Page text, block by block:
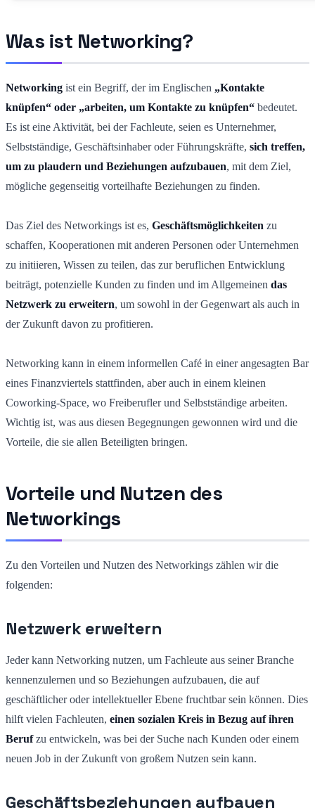
Was ist Networking?
Networking ist ein Begriff, der im Englischen „Kontakte
knüpfen“ oder „arbeiten, um Kontakte zu knüpfen“ bedeutet.
Es ist eine Aktivität, bei der Fachleute, seien es Unternehmer,
Selbstständige, Geschäftsinhaber oder Führungskräfte, sich treffen,
um zu plaudern und Beziehungen aufzubauen, mit dem Ziel,
mögliche gegenseitig vorteilhafte Beziehungen zu finden.
Das Ziel des Networkings ist es, Geschäftsmöglichkeiten zu
schaffen, Kooperationen mit anderen Personen oder Unternehmen
zu initiieren, Wissen zu teilen, das zur beruflichen Entwicklung
beiträgt, potenzielle Kunden zu finden und im Allgemeinen das
Netzwerk zu erweitern, um sowohl in der Gegenwart als auch in
der Zukunft davon zu profitieren.
Networking kann in einem informellen Café in einer angesagten Bar
eines Finanzviertels stattfinden, aber auch in einem kleinen
Coworking-Space, wo Freiberufler und Selbstständige arbeiten.
Wichtig ist, was aus diesen Begegnungen gewonnen wird und die
Vorteile, die sie allen Beteiligten bringen.
Vorteile und Nutzen des
Networkings
Zu den Vorteilen und Nutzen des Networkings zählen wir die
folgenden:
Netzwerk erweitern
Jeder kann Networking nutzen, um Fachleute aus seiner Branche
kennenzulernen und so Beziehungen aufzubauen, die auf
geschäftlicher oder intellektueller Ebene fruchtbar sein können. Dies
hilft vielen Fachleuten, einen sozialen Kreis in Bezug auf ihren
Berufzu entwickeln, was bei der Suche nach Kunden oder einem
neuen Job in der Zukunft von großem Nutzen sein kann.
Geschäftsbeziehungen aufbauen